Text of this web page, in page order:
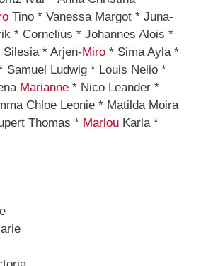
Tino * Vanessa Margot * Juna-
* Cornelius * Johannes Alois *
* Arjen-Miro * Sima Ayla *
Samuel Ludwig * Louis Nelio *
Marianne * Nico Leander *
Chloe Leonie * Matilda Moira
Thomas * Marlou Karla *